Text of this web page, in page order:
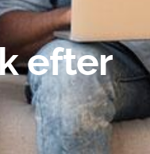
efter